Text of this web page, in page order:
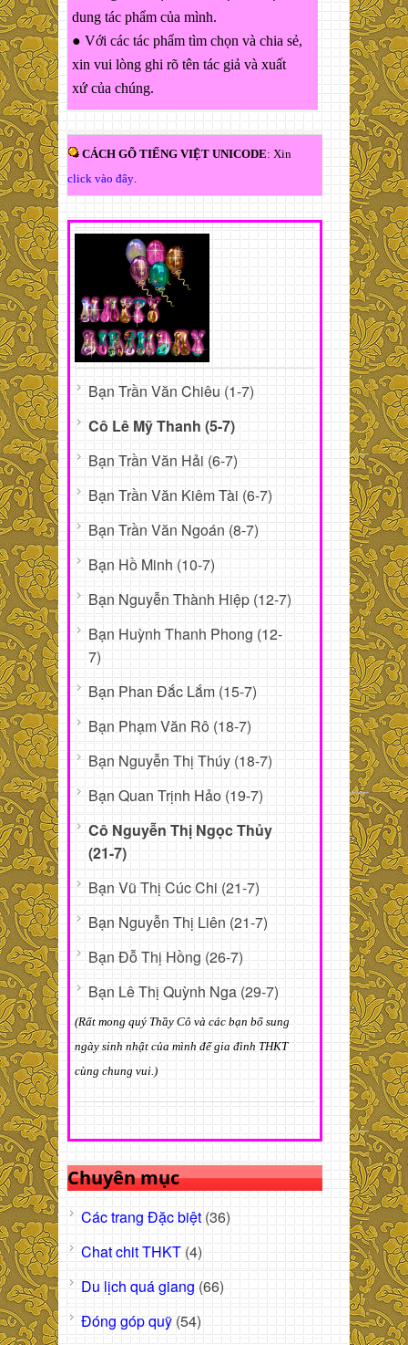
dung tác phẩm của mình.
● Với các tác phẩm tìm chọn và chia sẻ,
xin vui lòng ghi rõ tên tác giả và xuất
xứ của chúng.
CÁCH GÕ TIẾNG VIỆT UNICODE: Xin
click vào đây
Bạn Trần Văn Chiêu (1-7)
Cô Lê Mỹ Thanh (5-7)
Bạn Trần Văn Hải (6-7)
Bạn Trần Văn Kiêm Tài (6-7)
Bạn Trần Văn Ngoán (8-7)
Bạn Hồ Minh (10-7)
Bạn Nguyễn Thành Hiệp (12-7)
Bạn Huỳnh Thanh Phong (12-
7)
Bạn Phan Đắc Lắm (15-7)
Bạn Phạm Văn Rô (18-7)
Bạn Nguyễn Thị Thúy (18-7)
Bạn Quan Trịnh Hảo (19-7)
Cô Nguyễn Thị Ngọc Thủy
(21-7)
Bạn Vũ Thị Cúc Chi (21-7)
Bạn Nguyễn Thị Liên (21-7)
Bạn Đỗ Thị Hồng (26-7)
Bạn Lê Thị Quỳnh Nga (29-7)
(Rất mong quý Thầy Cô và các bạn bổ sung
ngày sinh nhật của mình để gia đình THKT
cùng chung vui.)
Chuyên mục
Các trang Đặc biệt (36)
Chat chit THKT (4)
Du lịch quá giang (66)
Đóng góp quỹ (54)